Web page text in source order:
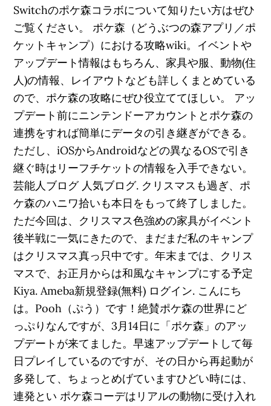
Switchのポケ森コラボについて知りたい方はぜひ
ご覧ください。 ポケ森（どうぶつの森アプリ／ポ
ケットキャンプ）における攻略wiki。イベントや
アップデート情報はもちろん、家具や服、動物(住
人)の情報、レイアウトなども詳しくまとめている
ので、ポケ森の攻略にぜひ役立ててほしい。 アッ
プデート前にニンテンドーアカウントとポケ森の
連携をすれば簡単にデータの引き継ぎができる。
ただし、iOSからAndroidなどの異なるOSで引き
継ぐ時はリーフチケットの情報を入手できない。
芸能人ブログ 人気ブログ. クリスマスも過ぎ、ポ
ケ森のハニワ拾いも本日をもって終了しました。
ただ今回は、クリスマス色強めの家具がイベント
後半戦に一気にきたので、まだまだ私のキャンプ
はクリスマス真っ只中です。年末までは、クリス
マスで、お正月からは和風なキャンプにする予定
Kiya. Ameba新規登録(無料) ログイン. こんにち
は。Pooh（ぷう）です！絶賛ポケ森の世界にど
っぷりなんですが、3月14日に「ポケ森」のアッ
プデートが来てました。早速アップデートして毎
日プレイしているのですが、その日から再起動が
多発して、ちょっとめげていますひどい時には、
連発とい ポケ森コーデはリアルの動物に受け入れ